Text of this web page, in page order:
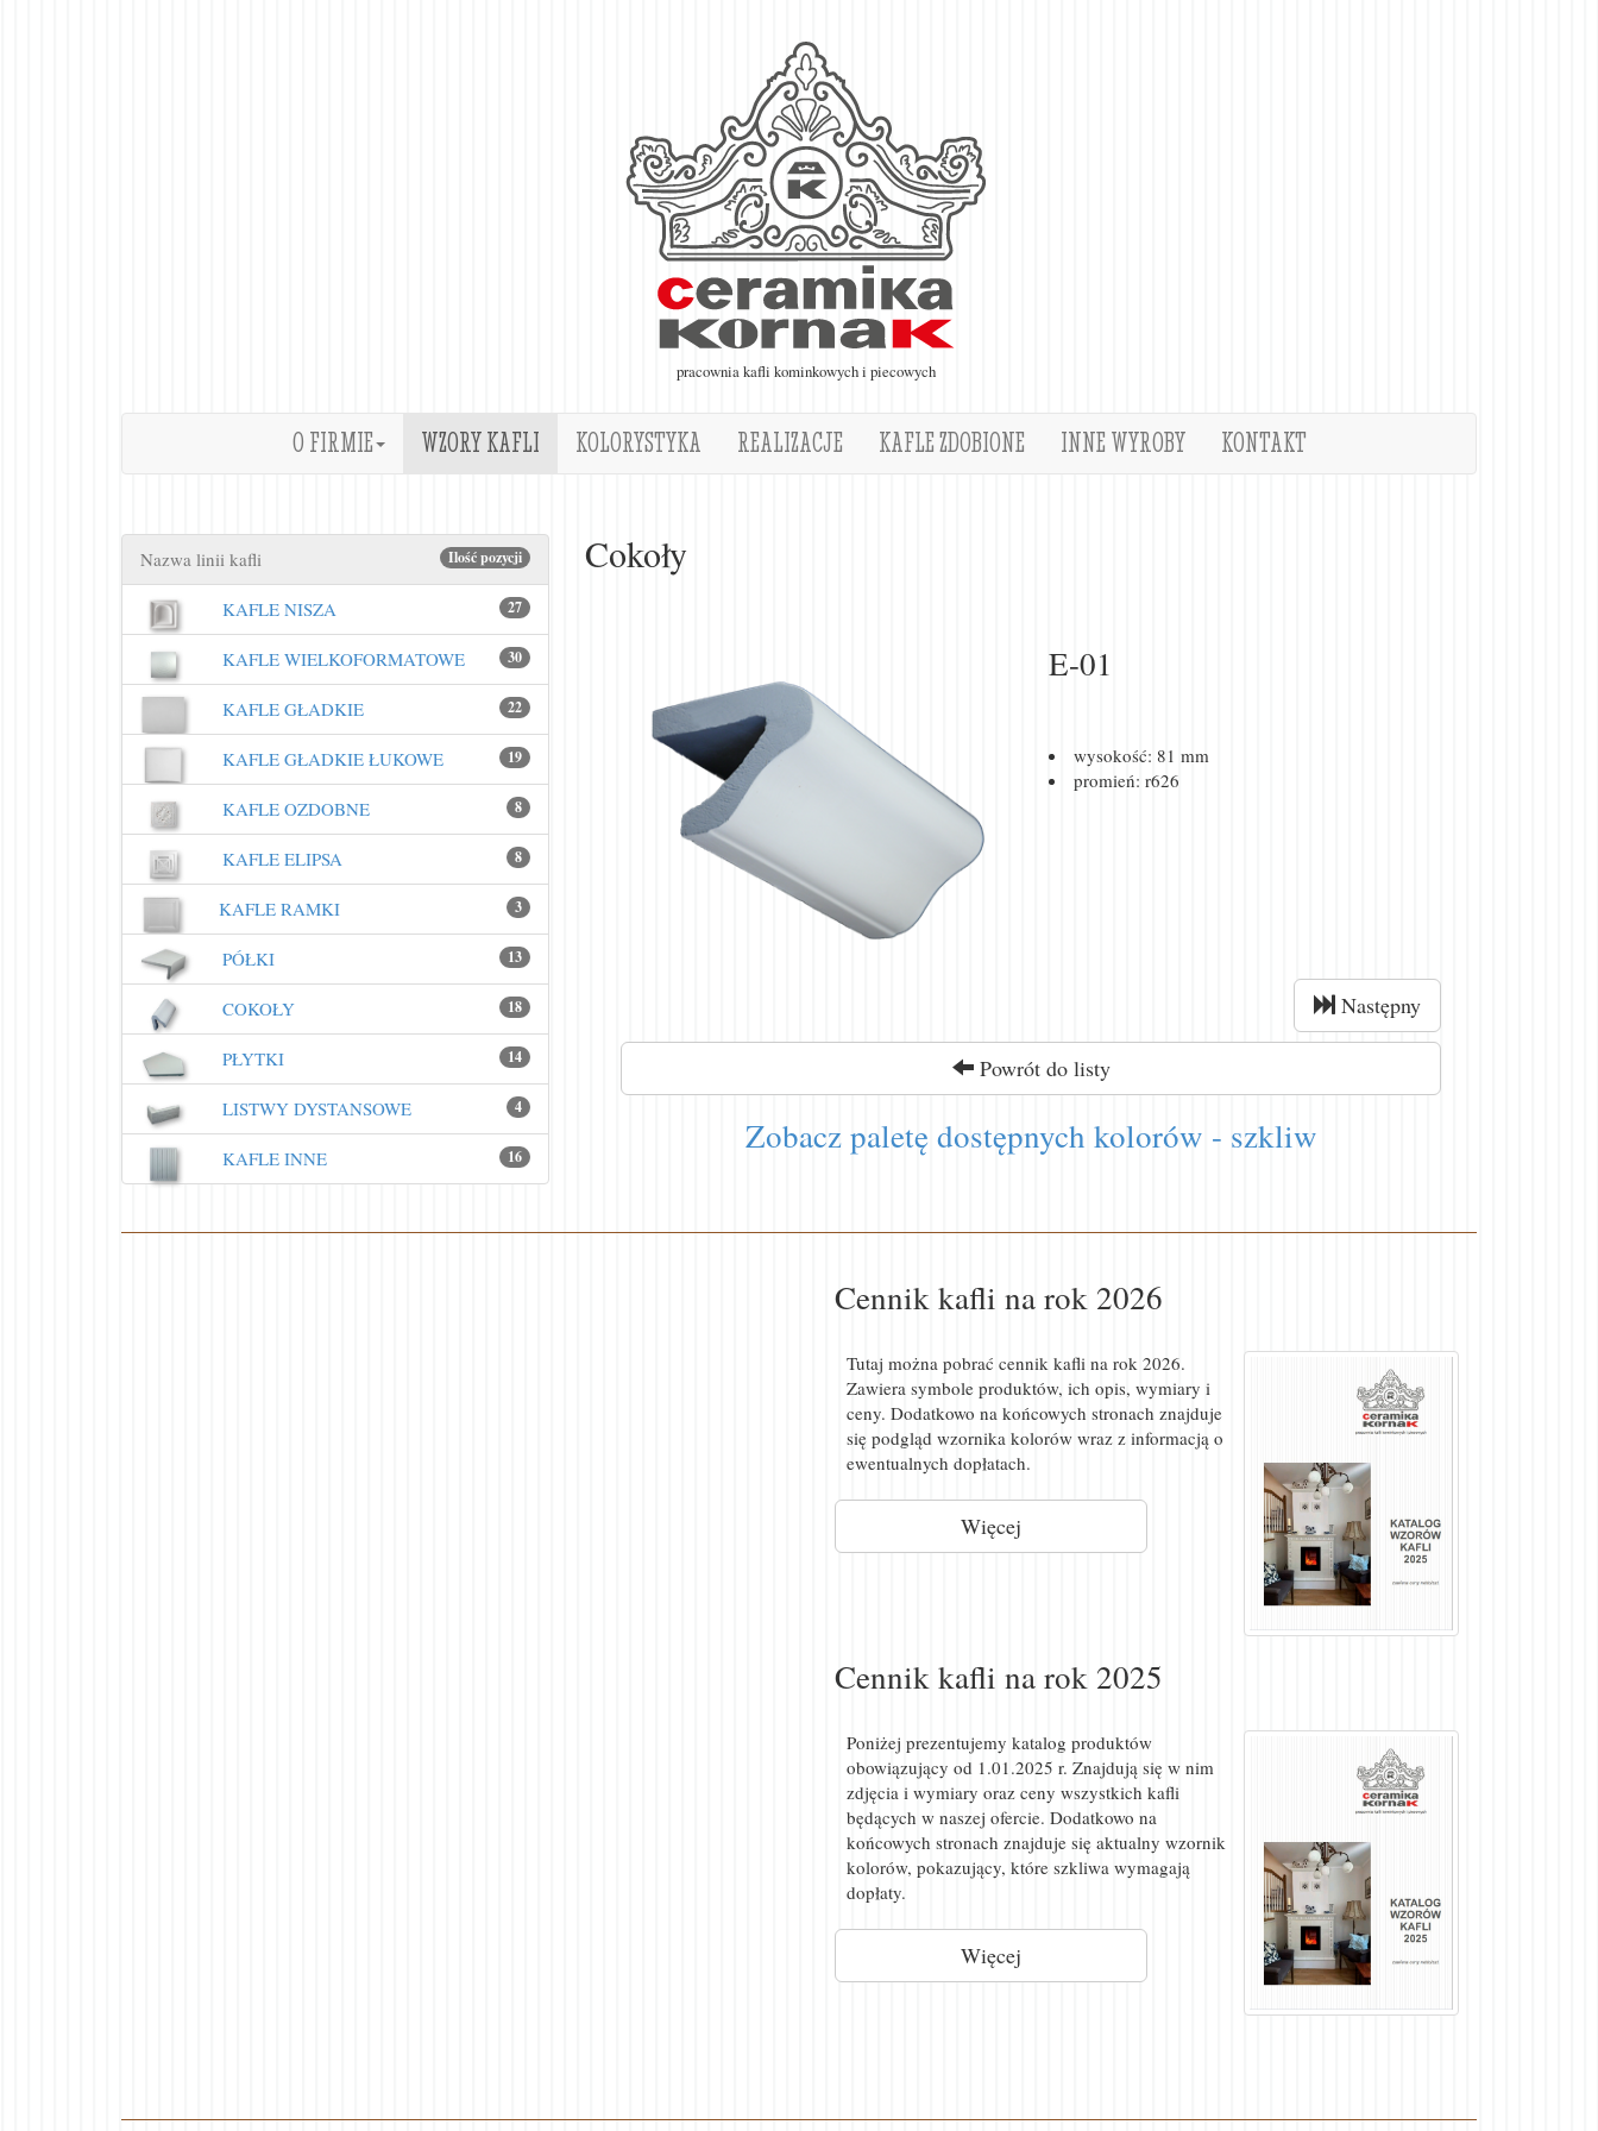
pracownia kafli kominkowych i piecowych
O FIRMIE WZORY KAFLI KOLORYSTYKA REALIZACJE KAFLE ZDOBIONE INNE WYROBY KONTAKT
Ilość pozycji
Nazwa linii kafli
27
KAFLE NISZA
30
KAFLE WIELKOFORMATOWE
22
KAFLE GŁADKIE
19
KAFLE GŁADKIE ŁUKOWE
8
KAFLE OZDOBNE
8
KAFLE ELIPSA
3
KAFLE RAMKI
13
PÓŁKI
18
COKOŁY
14
PŁYTKI
4
LISTWY DYSTANSOWE
16
KAFLE INNE
Cokoły
E-01
wysokość: 81 mm
promień: r626
Następny
Powrót do listy
Zobacz paletę dostępnych kolorów - szkliw
Cennik kafli na rok 2026
Tutaj można pobrać cennik kafli na rok 2026.
Zawiera symbole produktów, ich opis, wymiary i
ceny. Dodatkowo na końcowych stronach znajduje
się podgląd wzornika kolorów wraz z informacją o
ewentualnych dopłatach.
Więcej
Cennik kafli na rok 2025
Poniżej prezentujemy katalog produktów
obowiązujący od 1.01.2025 r. Znajdują się w nim
zdjęcia i wymiary oraz ceny wszystkich kafli
będących w naszej ofercie. Dodatkowo na
końcowych stronach znajduje się aktualny wzornik
kolorów, pokazujący, które szkliwa wymagają
dopłaty.
Więcej